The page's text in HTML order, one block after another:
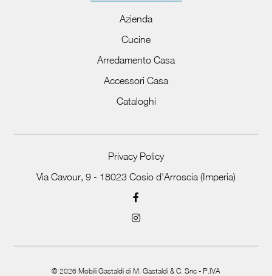
Azienda
Cucine
Arredamento Casa
Accessori Casa
Cataloghi
Privacy Policy
Via Cavour, 9 - 18023 Cosio d'Arroscia (Imperia)
© 2026 Mobili Gastaldi di M. Gastaldi & C. Snc - P.IVA